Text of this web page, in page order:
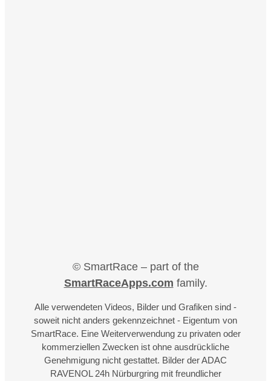
© SmartRace – part of the
SmartRaceApps.com family.
Alle verwendeten Videos, Bilder und Grafiken sind -
soweit nicht anders gekennzeichnet - Eigentum von
SmartRace. Eine Weiterverwendung zu privaten oder
kommerziellen Zwecken ist ohne ausdrückliche
Genehmigung nicht gestattet. Bilder der ADAC
RAVENOL 24h Nürburgring mit freundlicher